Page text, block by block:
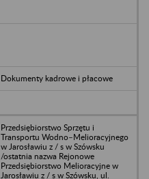
Dokumenty kadrowe i płacowe
Przedsiębiorstwo Sprzętu i
Transportu Wodno–Melioracyjnego
w Jarosławiu z / s w Szówsku
/ostatnia nazwa Rejonowe
Przedsiębiorstwo Melioracyjne w
Jarosławiu z / s w Szówsku, ul.